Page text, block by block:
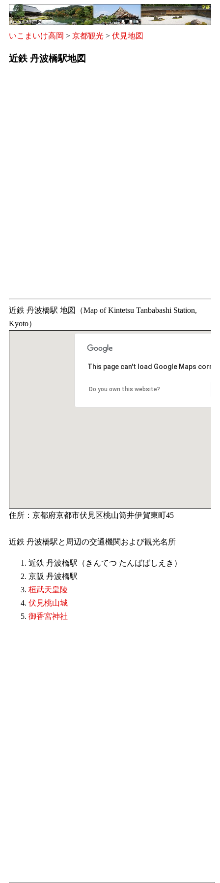
いこまいけ高岡 > 京都観光 > 伏見地図
近鉄 丹波橋駅地図
近鉄 丹波橋駅 地図（Map of Kintetsu Tanbabashi Station,
Kyoto）
This page can't load Google Maps
Do you own this website?
住所：京都府京都市伏見区桃山筒井伊賀東町45
近鉄 丹波橋駅と周辺の交通機関および観光名所
近鉄 丹波橋駅（きんてつ たんばばしえき）
京阪 丹波橋駅
桓武天皇陵
伏見桃山城
御香宮神社